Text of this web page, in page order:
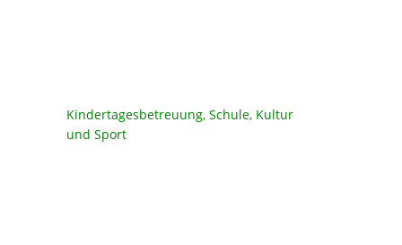
Kindertagesbetreuung, Schule, Kultur
und Sport